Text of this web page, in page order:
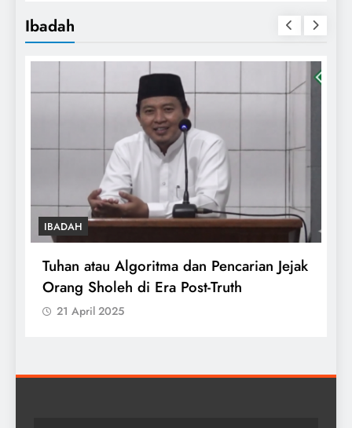
Ibadah
IBADAH
Tuhan atau Algoritma dan Pencarian Jejak
Orang Sholeh di Era Post-Truth
21 April 2025